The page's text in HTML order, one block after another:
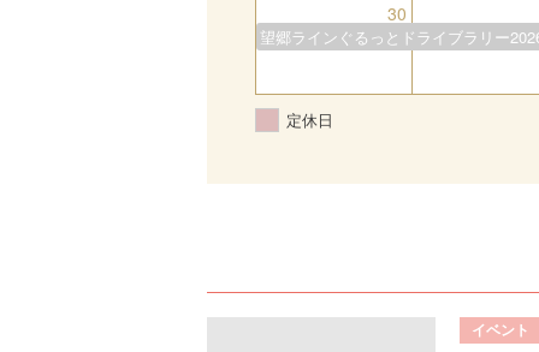
30
望郷ラインぐるっとドライブラリー
定休日
イベント